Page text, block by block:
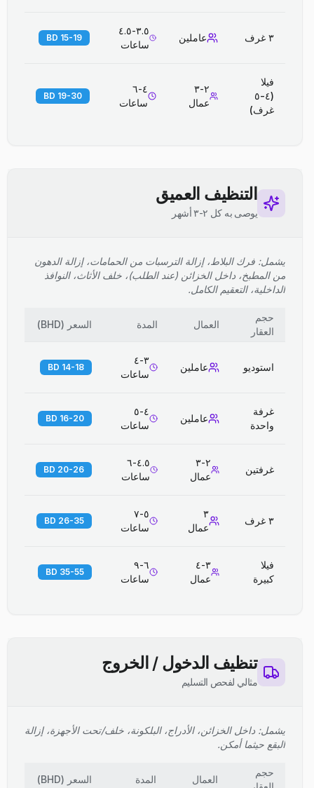
٣ غرف عاملين
٣.٥-٤.٥
ساعات
15-19 BD
فيلا
(٤-٥
غرف)
٢-٣
عمال
٤-٦
ساعات
19-30 BD
التنظيف العميق
يوصى به كل ٢-٣ أشهر
يشمل: فرك البلاط، إزالة الترسبات من الحمامات، إزالة الدهون
من المطبخ، داخل الخزائن (عند الطلب)، خلف الأثاث، النوافذ
الداخلية، التعقيم الكامل.
حجم
العقار
العمال المدة السعر (
BHD
)
استوديو عاملين
٣-٤
ساعات
14-18 BD
غرفة
واحدة
عاملين
٤-٥
ساعات
16-20 BD
غرفتين
٢-٣
عمال
٤.٥-٦
ساعات
20-26 BD
٣ غرف
٣
عمال
٥-٧
ساعات
26-35 BD
فيلا
كبيرة
٣-٤
عمال
٦-٩
ساعات
35-55 BD
تنظيف الدخول / الخروج
مثالي لفحص التسليم
يشمل: داخل الخزائن، الأدراج، البلكونة، خلف/تحت الأجهزة، إزالة
البقع حيثما أمكن.
حجم
العمال المدة السعر (
BHD
)